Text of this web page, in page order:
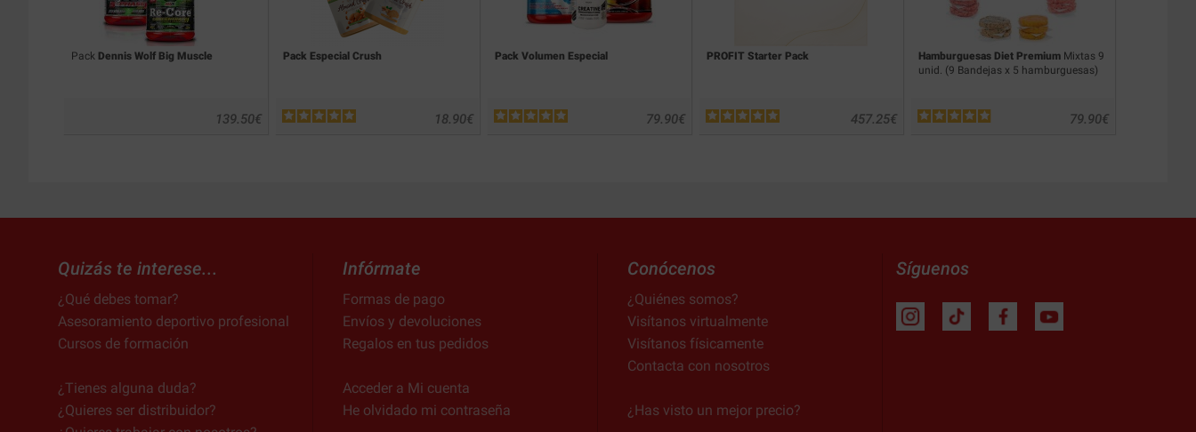
Pack Dennis Wolf Big Muscle
€
139.50
Pack Especial Crush
€
18.90
Pack Volumen Especial
€
79.90
PROFIT Starter Pack
€
457.25
Hamburguesas Diet Premium Mixtas 9
unid. (9 Bandejas x 5 hamburguesas)
€
79.90
Quizás te interese...
¿Qué debes tomar?
Asesoramiento deportivo profesional
Cursos de formación
¿Tienes alguna duda?
¿Quieres ser distribuidor?
Infórmate
Formas de pago
Envíos y devoluciones
Regalos en tus pedidos
Acceder a Mi cuenta
He olvidado mi contraseña
Conócenos
¿Quiénes somos?
Visítanos virtualmente
Visítanos físicamente
Contacta con nosotros
¿Has visto un mejor precio?
Síguenos